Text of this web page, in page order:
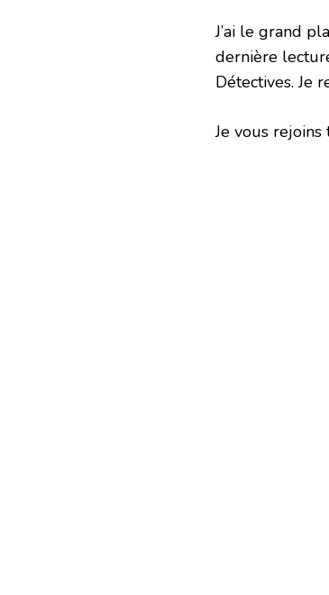
J’ai le grand
dernière
Détectives. Je
Je vous